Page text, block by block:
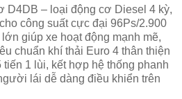
D4DB – loại động cơ Diesel 4 kỳ,
công suất cực đại 96Ps/2.900
giúp xe hoạt động mạnh mẽ,
chuẩn khí thải Euro 4 thân thiện
1 lùi, kết hợp hệ thống phanh
lái dễ dàng điều khiển trên